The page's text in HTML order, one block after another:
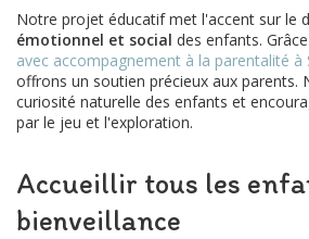
Notre projet éducatif met l'accent sur le
émotionnel et social des enfants.
avec accompagnement à la parentalité à
offrons un soutien précieux aux parents.
curiosité naturelle des enfants et
par le jeu et l'exploration.
Accueillir tous les
bienveillance